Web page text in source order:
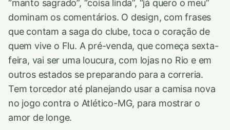
“manto sagrado”, “coisa linda”, “já quero o meu”
dominam os comentários. O design, com frases
que contam a saga do clube, toca o coração de
quem vive o Flu. A pré-venda, que começa sexta-
feira, vai ser uma loucura, com lojas no Rio e em
outros estados se preparando para a correria.
Tem torcedor até planejando usar a camisa nova
no jogo contra o Atlético-MG, para mostrar o
amor de longe.